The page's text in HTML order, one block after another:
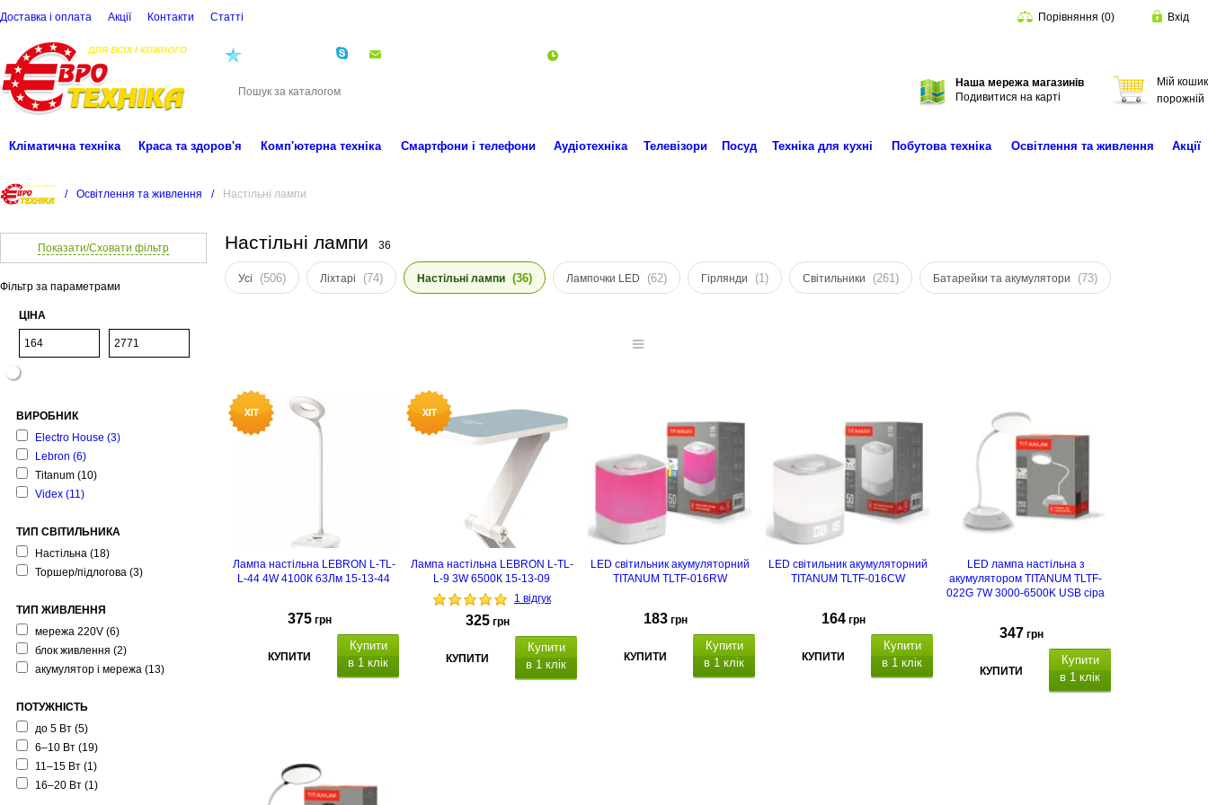
Доставка і оплата Акції Контакти Статті Порівняння (0) Вхід
Наша мережа магазинів
Подивитися на карті
Мій кошик
порожній
Кліматична техніка Краса та здоров'я Комп'ютерна техніка Смартфони і телефони Аудіотехніка Телевізори Посуд Техніка для кухні Побутова техніка Освітлення та живлення Акції
/ Освітлення та живлення / Настільні лампи
Показати/Сховати фільтр
Фільтр за параметрами
ЦІНА
ВИРОБНИК
Electro House (3)
Lebron (6)
Titanum (10)
Videx (11)
ТИП СВІТИЛЬНИКА
Настільна (18)
Торшер/підлогова (3)
ТИП ЖИВЛЕННЯ
мережа 220V (6)
блок живлення (2)
акумулятор і мережа (13)
ПОТУЖНІСТЬ
до 5 Вт (5)
6–10 Вт (19)
11–15 Вт (1)
16–20 Вт (1)
Настільні лампи 36
Усі (506) Ліхтарі (74) Настільні лампи (36) Лампочки LED (62) Гірлянди (1) Світильники (261) Батарейки та акумулятори (73)
Лампа настільна LEBRON L-TL-
L-44 4W 4100К 63Лм 15-13-44
375 грн
КУПИТИ
Купити
в 1 клік
функція нічника
Лампа настільна LEBRON L-TL-
L-9 3W 6500К 15-13-09
1 відгук
325 грн
КУПИТИ
Купити
в 1 клік
LED світильник акумуляторний
TITANUM TLTF-016RW
183 грн
КУПИТИ
Купити
в 1 клік
LED світильник акумуляторний
TITANUM TLTF-016CW
164 грн
КУПИТИ
Купити
в 1 клік
LED лампа настільна з
акумулятором TITANUM TLTF-
022G 7W 3000-6500K USB сіра
347 грн
КУПИТИ
Купити
в 1 клік